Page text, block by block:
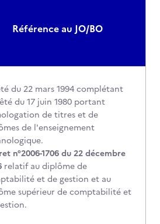
Référence au JO/BO
du 22 mars 1994 complétant
du 17 juin 1980 portant
de titres et de
de l'enseignement
n°2006-1706 du 22 décembre
relatif au diplôme de
et de gestion et au
supérieur de comptabilité et